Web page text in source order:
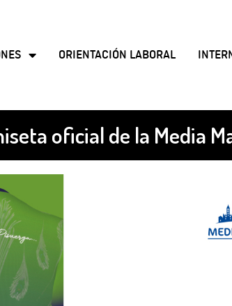
ORIENTACIÓN LABORAL
oficial de la Media